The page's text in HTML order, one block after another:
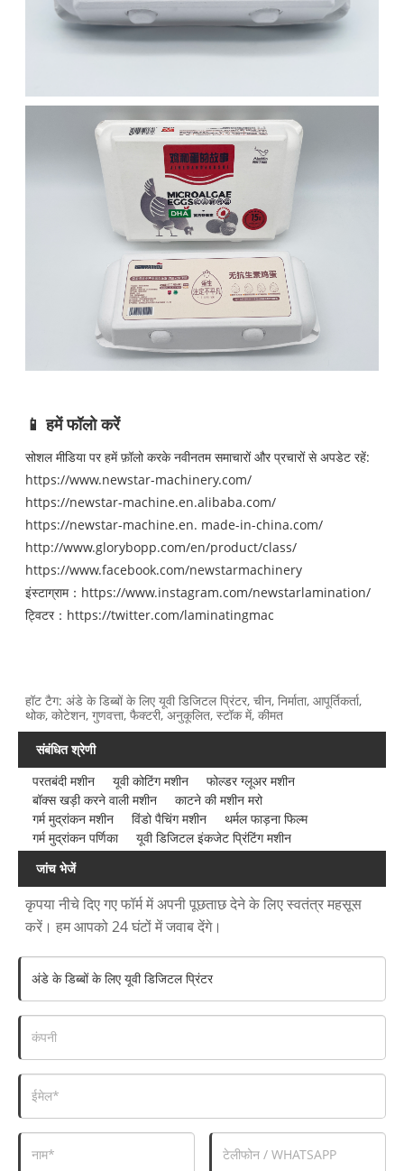
📱 हमें फॉलो करें
सोशल मीडिया पर हमें फ़ॉलो करके नवीनतम समाचारों और प्रचारों से अपडेट रहें:
https://www.newstar-machinery.com/
https://newstar-machine.en.alibaba.com/
https://newstar-machine.en. made-in-china.com/
http://www.glorybopp.com/en/product/class/
https://www.facebook.com/newstarmachinery
इंस्टाग्राम： https://www.instagram.com/newstarlamination/
ट्विटर： https://twitter.com/laminatingmac
हॉट टैग: अंडे के डिब्बों के लिए यूवी डिजिटल प्रिंटर, चीन, निर्माता, आपूर्तिकर्ता,
थोक, कोटेशन, गुणवत्ता, फैक्टरी, अनुकूलित, स्टॉक में, कीमत
संबंधित श्रेणी
परतबंदी मशीन
यूवी कोटिंग मशीन
फोल्डर ग्लूअर मशीन
बॉक्स खड़ी करने वाली मशीन
काटने की मशीन मरो
गर्म मुद्रांकन मशीन
विंडो पैचिंग मशीन
थर्मल फाड़ना फिल्म
गर्म मुद्रांकन पर्णिका
यूवी डिजिटल इंकजेट प्रिंटिंग मशीन
जांच भेजें
कृपया नीचे दिए गए फॉर्म में अपनी पूछताछ देने के लिए स्वतंत्र महसूस
करें। हम आपको 24 घंटों में जवाब देंगे।